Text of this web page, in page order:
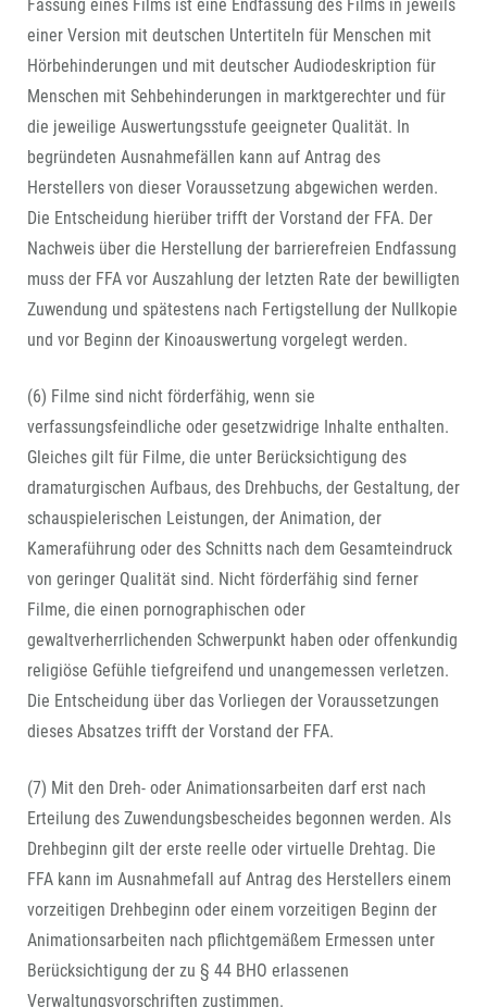
Fassung eines Films ist eine Endfassung des Films in jeweils
einer Version mit deutschen Untertiteln für Menschen mit
Hörbehinderungen und mit deutscher Audiodeskription für
Menschen mit Sehbehinderungen in marktgerechter und für
die jeweilige Auswertungsstufe geeigneter Qualität. In
begründeten Ausnahmefällen kann auf Antrag des
Herstellers von dieser Voraussetzung abgewichen werden.
Die Entscheidung hierüber trifft der Vorstand der FFA. Der
Nachweis über die Herstellung der barrierefreien Endfassung
muss der FFA vor Auszahlung der letzten Rate der bewilligten
Zuwendung und spätestens nach Fertigstellung der Nullkopie
und vor Beginn der Kinoauswertung vorgelegt werden.
(6) Filme sind nicht förderfähig, wenn sie
verfassungsfeindliche oder gesetzwidrige Inhalte enthalten.
Gleiches gilt für Filme, die unter Berücksichtigung des
dramaturgischen Aufbaus, des Drehbuchs, der Gestaltung, der
schauspielerischen Leistungen, der Animation, der
Kameraführung oder des Schnitts nach dem Gesamteindruck
von geringer Qualität sind. Nicht förderfähig sind ferner
Filme, die einen pornographischen oder
gewaltverherrlichenden Schwerpunkt haben oder offenkundig
religiöse Gefühle tiefgreifend und unangemessen verletzen.
Die Entscheidung über das Vorliegen der Voraussetzungen
dieses Absatzes trifft der Vorstand der FFA.
(7) Mit den Dreh- oder Animationsarbeiten darf erst nach
Erteilung des Zuwendungsbescheides begonnen werden. Als
Drehbeginn gilt der erste reelle oder virtuelle Drehtag. Die
FFA kann im Ausnahmefall auf Antrag des Herstellers einem
vorzeitigen Drehbeginn oder einem vorzeitigen Beginn der
Animationsarbeiten nach pflichtgemäßem Ermessen unter
Berücksichtigung der zu § 44 BHO erlassenen
Verwaltungsvorschriften zustimmen.